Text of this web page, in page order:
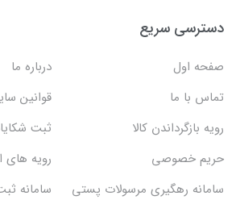
دسترسی سریع
صفحه اول
درباره ما
تماس با ما
قوانین
رویه بازگرداندن کالا
ثبت
حریم خصوصی
رویه های
سامانه رهگیری مرسولات پستی
سامانه